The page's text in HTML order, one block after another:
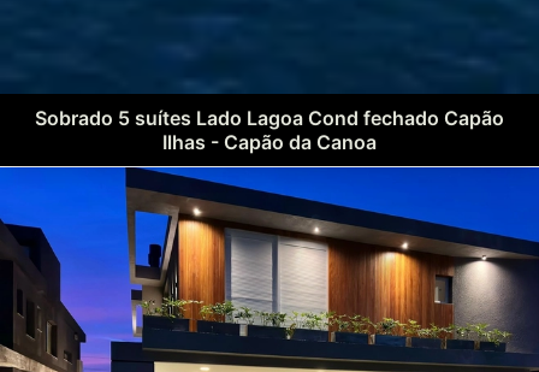
Sobrado 5 suítes Lado Lagoa Cond fechado Capão
Ilhas - Capão da Canoa